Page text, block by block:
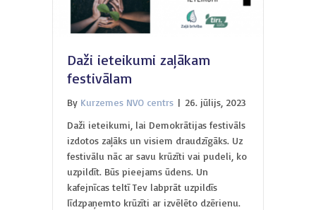
Daži ieteikumi zaļākam
festivālam
By Kurzemes NVO centrs | 26. jūlijs, 2023
Daži ieteikumi, lai Demokrātijas festivāls
izdotos zaļāks un visiem draudzīgāks. Uz
festivālu nāc ar savu krūzīti vai pudeli, ko
uzpildīt. Būs pieejams ūdens. Un
kafejnīcas teltī Tev labprāt uzpildīs
līdzpaņemto krūzīti ar izvēlēto dzērienu.